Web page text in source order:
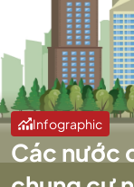
Infographic
Các nước